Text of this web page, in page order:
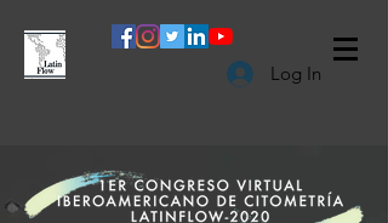
Log In